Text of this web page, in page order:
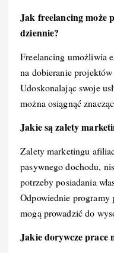
Jak freelancing może
dziennie?
Freelancing umożliwia
na dobieranie
Udoskonalając swoje
można osiągnąć
Jakie są zalety
Zalety marketingu
pasywnego dochodu,
potrzeby posiadania
Odpowiednie programy
mogą prowadzić do
Jakie dorywcze prace